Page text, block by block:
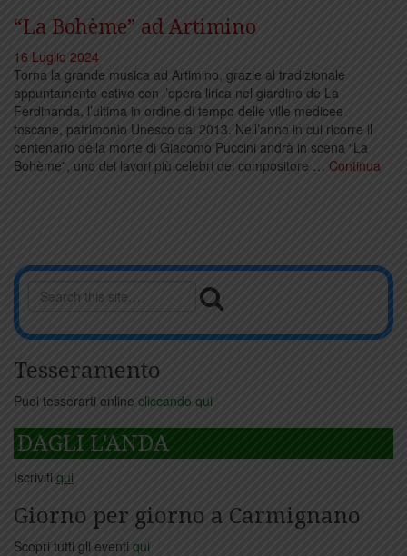
“La Bohème” ad Artimino
16 Luglio 2024
Torna la grande musica ad Artimino, grazie al tradizionale
appuntamento estivo con l’opera lirica nel giardino de La
Ferdinanda, l’ultima in ordine di tempo delle ville medicee
toscane, patrimonio Unesco dal 2013. Nell’anno in cui ricorre il
centenario della morte di Giacomo Puccini andrà in scena “La
Bohème”, uno dei lavori più celebri del compositore … Continua
Tesseramento
Puoi tesserarti online cliccando qui
DAGLI L'ANDA
Iscriviti qui
Giorno per giorno a Carmignano
Scopri tutti gli eventi qui